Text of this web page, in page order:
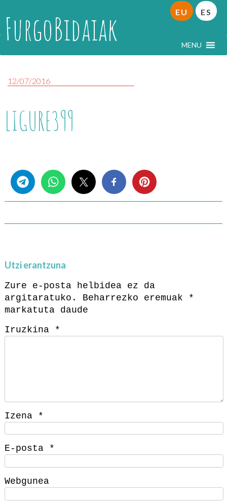
FurgoBidaiak MENU
EU ES
12/07/2016
LIGURE399
Utzi erantzuna
Zure e-posta helbidea ez da
argitaratuko.
Beharrezko eremuak
*
markatuta daude
Iruzkina
*
Izena *
E-posta *
Webgunea